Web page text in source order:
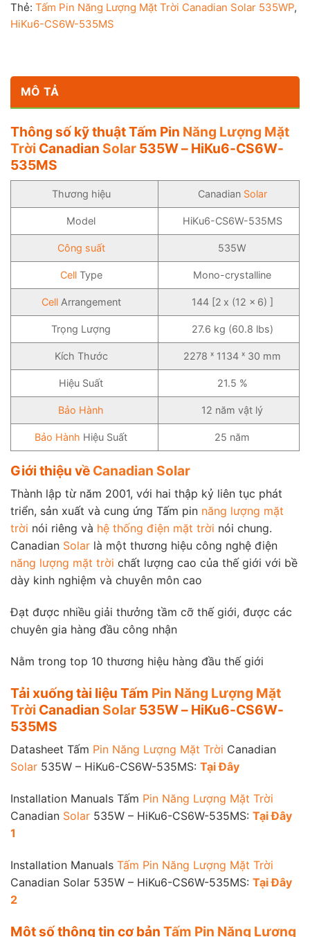
Thẻ: Tấm Pin Năng Lượng Mặt Trời Canadian Solar 535WP,
HiKu6-CS6W-535MS
MÔ TẢ
Thông số kỹ thuật Tấm Pin Năng Lượng Mặt
Trời Canadian Solar 535W – HiKu6-CS6W-
535MS
Thương hiệu Canadian Solar
Model HiKu6-CS6W-535MS
Công suất 535W
CellType Mono-crystalline
CellArrangement 144 [2 x (12 x 6) ]
Trọng Lượng 27.6 kg (60.8 lbs)
Kích Thước 2278 ˣ 1134 ˣ 30 mm
Hiệu Suất 21.5 %
Bảo Hành 12 năm vật lý
Bảo Hành Hiệu Suất 25 năm
Giới thiệu về Canadian Solar
Thành lập từ năm 2001, với hai thập kỷ liên tục phát
triển, sản xuất và cung ứng Tấm pin năng lượng mặt
trời nói riêng và hệ thống điện mặt trời nói chung.
Canadian Solar là một thương hiệu công nghệ điện
năng lượng mặt trời chất lượng cao của thế giới với bề
dày kinh nghiệm và chuyên môn cao
Đạt được nhiều giải thưởng tầm cỡ thế giới, được các
chuyên gia hàng đầu công nhận
Nằm trong top 10 thương hiệu hàng đầu thế giới
Tải xuống tài liệu Tấm Pin Năng Lượng Mặt
Trời Canadian Solar 535W – HiKu6-CS6W-
535MS
Datasheet Tấm Pin Năng Lượng Mặt Trời Canadian
Solar 535W – HiKu6-CS6W-535MS: Tại Đây
Installation Manuals Tấm Pin Năng Lượng Mặt Trời
Canadian Solar 535W – HiKu6-CS6W-535MS: Tại Đây
1
Installation Manuals Tấm Pin Năng Lượng Mặt Trời
Canadian Solar 535W – HiKu6-CS6W-535MS: Tại Đây
2
Một số thông tin cơ bản Tấm Pin Năng Lượng